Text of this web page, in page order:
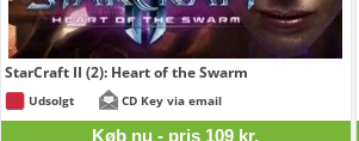
StarCraft II (2): Heart of the Swarm
Udsolgt CD Key via email
Køb nu - pris 109 kr.